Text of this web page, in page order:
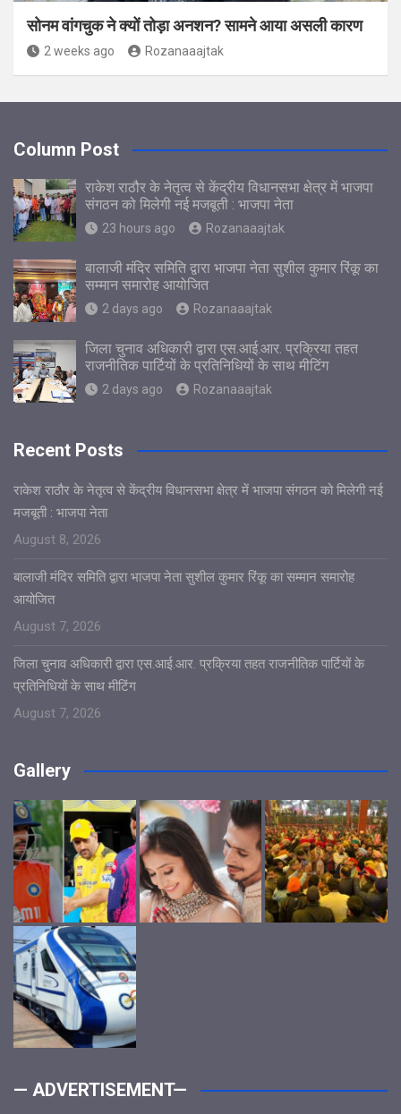
सोनम वांगचुक ने क्यों तोड़ा अनशन? सामने आया असली कारण
2 weeks ago Rozanaaajtak
Column Post
राकेश राठौर के नेतृत्व से केंद्रीय विधानसभा क्षेत्र में भाजपा
संगठन को मिलेगी नई मजबूती : भाजपा नेता
23 hours ago Rozanaaajtak
बालाजी मंदिर समिति द्वारा भाजपा नेता सुशील कुमार रिंकू का
सम्मान समारोह आयोजित
2 days ago Rozanaaajtak
जिला चुनाव अधिकारी द्वारा एस.आई.आर. प्रक्रिया तहत
राजनीतिक पार्टियों के प्रतिनिधियों के साथ मीटिंग
2 days ago Rozanaaajtak
Recent Posts
राकेश राठौर के नेतृत्व से केंद्रीय विधानसभा क्षेत्र में भाजपा संगठन को मिलेगी नई
मजबूती : भाजपा नेता
August 8, 2026
बालाजी मंदिर समिति द्वारा भाजपा नेता सुशील कुमार रिंकू का सम्मान समारोह
आयोजित
August 7, 2026
जिला चुनाव अधिकारी द्वारा एस.आई.आर. प्रक्रिया तहत राजनीतिक पार्टियों के
प्रतिनिधियों के साथ मीटिंग
August 7, 2026
Gallery
— ADVERTISEMENT—